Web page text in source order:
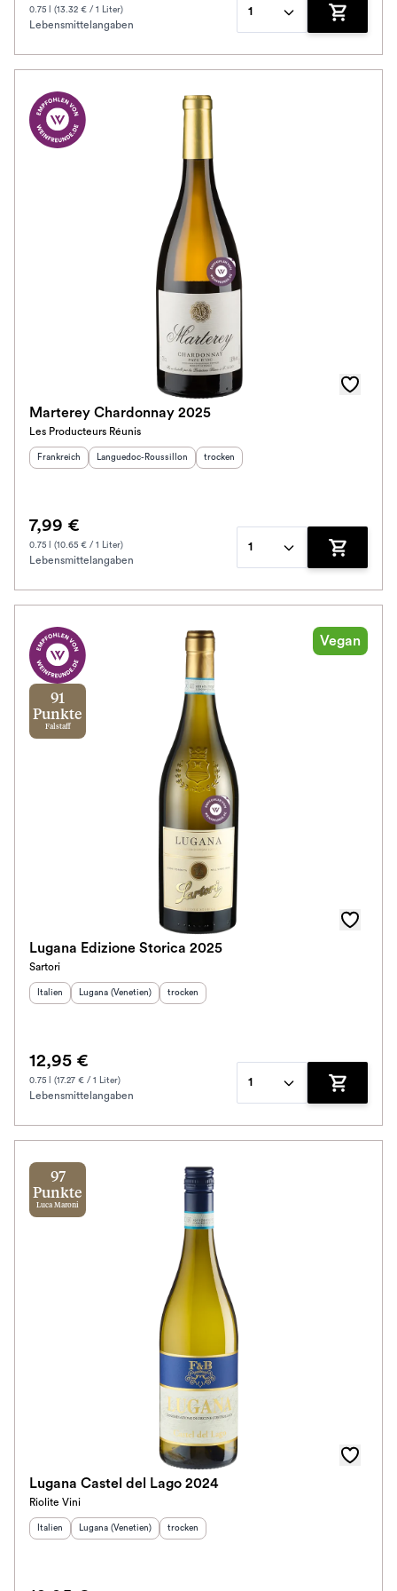
0.75 l (13.32 € / 1 Liter)
Lebensmittelangaben
1
Zum
Marterey Chardonnay 2025
Les Producteurs Réunis
Herkunftsland
Frankreich Herkunftsregion:
Languedoc-Roussillon Geschmack
trocken
7,99 €
0.75 l (10.65 € / 1 Liter)
Lebensmittelangaben
1
Zum
91
Punkte
Falstaff
Vegan
Lugana Edizione Storica 2025
Sartori
Herkunftsland:
Italien Herkunftsregion:
Lugana (Venetien) Geschmack
trocken
12,95 €
0.75 l (17.27 € / 1 Liter)
Lebensmittelangaben
1
Zum
97
Punkte
Luca Maroni
Lugana Castel del Lago 2024
Riolite Vini
Herkunftsland:
Italien Herkunftsregion:
Lugana (Venetien) Geschmack
trocken